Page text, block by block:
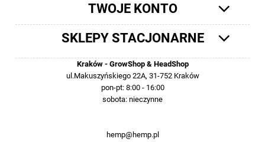
TWOJE KONTO
SKLEPY STACJONARNE
Kraków - GrowShop & HeadShop
ul.Makuszyńskiego 22A, 31-752 Kraków
pon-pt: 8:00 - 16:00
sobota: nieczynne
hemp@hemp.pl